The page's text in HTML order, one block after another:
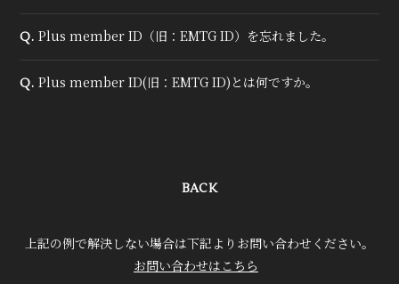
Q. Plus member ID（旧：EMTG ID）を忘れました。
Q. Plus member ID(旧：EMTG ID)とは何ですか。
BACK
上記の例で解決しない場合は下記よりお問い合わせください。
お問い合わせはこちら